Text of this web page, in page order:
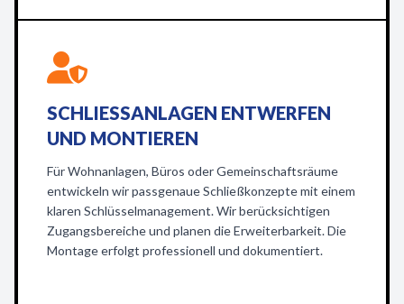
SCHLIESSANLAGEN ENTWERFEN U
ND MONTIEREN
Für Wohnanlagen, Büros oder Gemeinschaftsräume
entwickeln wir passgenaue Schließkonzepte mit einem
klaren Schlüsselmanagement. Wir berücksichtigen
Zugangsbereiche und planen die Erweiterbarkeit. Die
Montage erfolgt professionell und dokumentiert.